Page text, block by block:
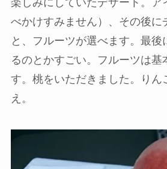
べかけすみません）、その後に
と、フルーツが選べます。最後
るのとかすごい。フルーツは基
す。桃をいただきました。りん
え。